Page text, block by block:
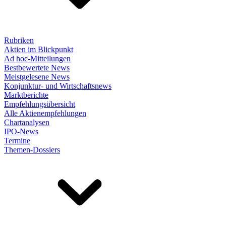
Rubriken
Aktien im Blickpunkt
Ad hoc-Mitteilungen
Bestbewertete News
Meistgelesene News
Konjunktur- und Wirtschaftsnews
Marktberichte
Empfehlungsübersicht
Alle Aktienempfehlungen
Chartanalysen
IPO-News
Termine
Themen-Dossiers